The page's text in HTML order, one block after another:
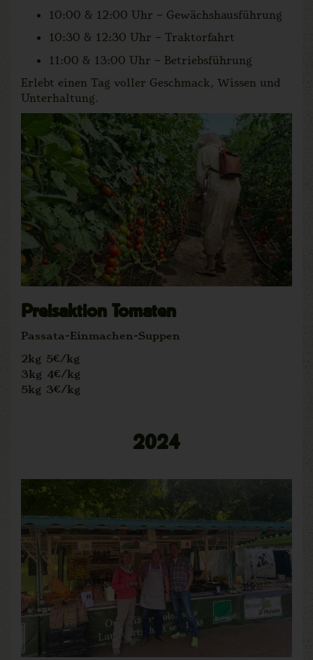
10:00 & 12:00 Uhr – Gewächshausführung
10:30 & 12:30 Uhr – Traktorfahrt
11:00 & 13:00 Uhr – Betriebsführung
Erlebt einen Tag voller Geschmack, Wissen und
Unterhaltung.
Preisaktion Tomaten
Passata-Einmachen-Suppen
2kg 5€/kg
3kg 4€/kg
5kg 3€/kg
2024